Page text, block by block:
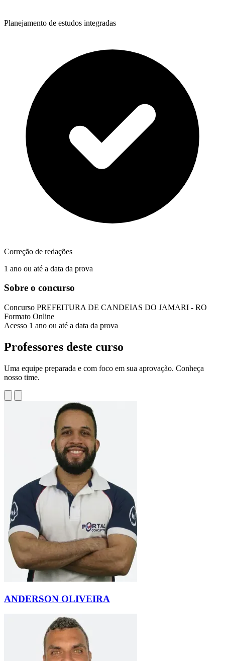
Planejamento de estudos integradas
Correção de redações
1 ano ou até a data da prova
Sobre o concurso
Concurso PREFEITURA DE CANDEIAS DO JAMARI - RO
Formato Online
Acesso 1 ano ou até a data da prova
Professores deste curso
Uma equipe preparada e com foco em sua aprovação. Conheça
nosso time.
ANDERSON OLIVEIRA